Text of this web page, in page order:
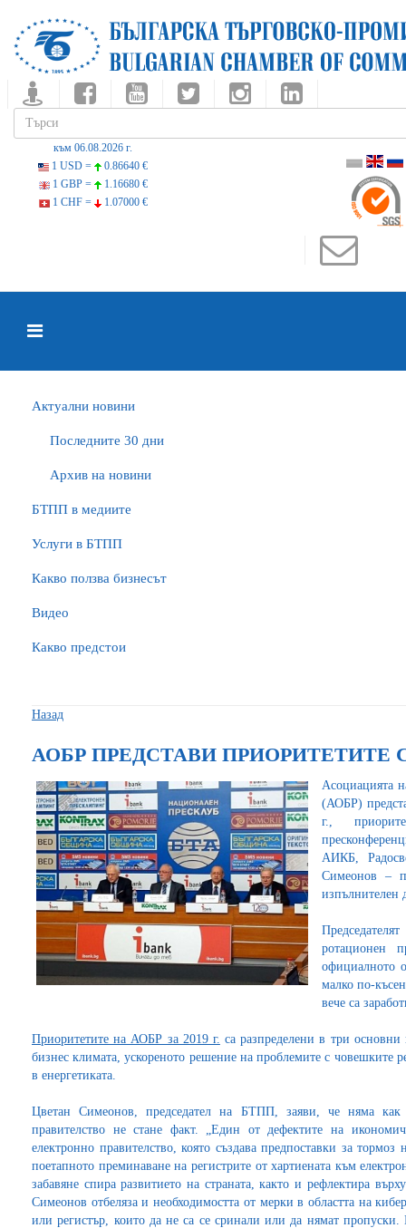
към 06.08.2026 г.
1 USD =
0.86640 €
1 GBP =
1.16680 €
1 CHF =
1.07000 €
Актуални новини
Последните 30 дни
Архив на новини
БTПП в медиите
Услуги в БТПП
Какво ползва бизнесът
Видео
Какво предстои
Назад
АОБР ПРЕДСТАВИ ПРИОРИТЕТИТЕ
Асоциацията
(АОБР)
г.,
АИКБ,
Симеонов –
изпълнителен
ротационен
официалното
малко по-
вече са
Приоритетите на АОБР за 2019 г. са разпределени в три
бизнес климата, ускореното решение на проблемите с човешките
в енергетиката.
Цветан Симеонов, председател на БТПП, заяви, че няма как
правителство не стане факт. „Един от дефектите на
електронно правителство, която създава предпоставки за
поетапното преминаване на регистрите от хартиената към
забавяне спира развитието на страната, както и рефлектира
Симеонов отбеляза и необходимостта от мерки в областта на
или регистър, които да не са се сринали или да нямат